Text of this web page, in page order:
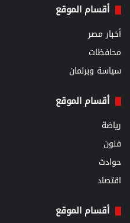
أقسام الموقع
أخبار مصر
محافظات
سياسة وبرلمان
أقسام الموقع
رياضة
فنون
حوادث
اقتصاد
أقسام الموقع